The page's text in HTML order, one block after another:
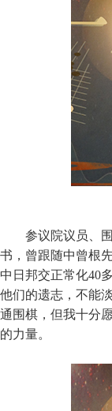
参议院议员、
书，曾跟随中曾根
中日邦交正常化40
他们的遗志，不能
通围棋，但我十分
的力量。